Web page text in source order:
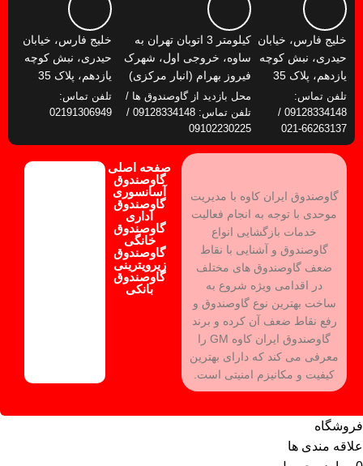
خلیج فارس، خیابان
حیدری، نبش کوچه
یازدهم، پلاک 35
تلفن تماس:
09128334148 /
66263137-021
کیلومتر 3 اتوبان تهران به
ساوه، خروجی اول، شهرک
فیروز بهرام (انبار مرکزی)
محل بازدید از گاوصندوق ها /
تلفن تماس: 09128334148 /
09102230225
خلیج فارس، خیابان
حیدری، نبش کوچه
یازدهم، پلاک 35
تلفن تماس:
02191306949
گاوصندوق ایران کاوه با مدیریت
موحدی با توجه به انجام فعالیت
خدمات بازگشایی انواع
گاوصندوق و آشنایی با نقاط
ضعف گاوصندوق های مختلف
در اقدامی ویژه شروع به
ساخت بهترین نوع گاوصندوق و
رفع نقاط ضعف آن کرده و برند
گاوصندوق ایران کاوه GM را
معرفی می کند که دارای بهترین
کیفیت و مکانیزم امنیتی است.
صفحه اصلی
گاوصندوق
آسانسوری
گاوصندوق
اداری
گاوصندوق
خانگی
گاوصندوق
زیرویترینی
گاوصندوق
بانکی
فروشگاه
علاقه مندی ها